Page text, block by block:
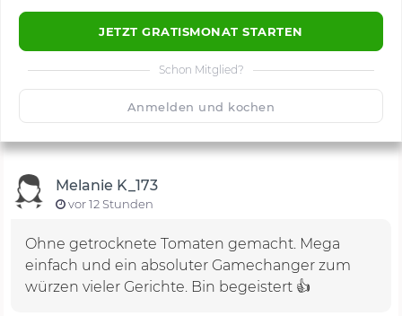
JETZT GRATISMONAT STARTEN
Schon Mitglied?
Anmelden und kochen
🙂 Speichern
Melanie K_173
vor 12 Stunden
Ohne getrocknete Tomaten gemacht. Mega
einfach und ein absoluter Gamechanger zum
würzen vieler Gerichte. Bin begeistert 👍